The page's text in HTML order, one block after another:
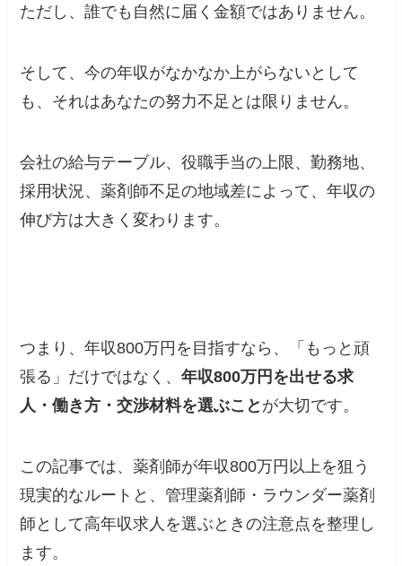
ただし、誰でも自然に届く金額ではありません。
そして、今の年収がなかなか上がらないとして
も、それはあなたの努力不足とは限りません。
会社の給与テーブル、役職手当の上限、勤務地、
採用状況、薬剤師不足の地域差によって、年収の
伸び方は大きく変わります。
つまり、年収800万円を目指すなら、「もっと頑
張る」だけではなく、年収800万円を出せる求
人・働き方・交渉材料を選ぶこと が大切です。
この記事では、薬剤師が年収800万円以上を狙う
現実的なルートと、管理薬剤師・ラウンダー薬剤
師として高年収求人を選ぶときの注意点を整理し
ます。